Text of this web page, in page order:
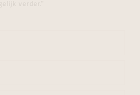
verder."